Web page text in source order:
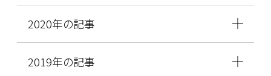
2020年の記事
2019年の記事